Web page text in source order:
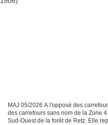
MAJ 05/2026 A l'opposé des
des carrefours sans nom de la Zone
Sud-Ouest de la forêt de Retz. Elle